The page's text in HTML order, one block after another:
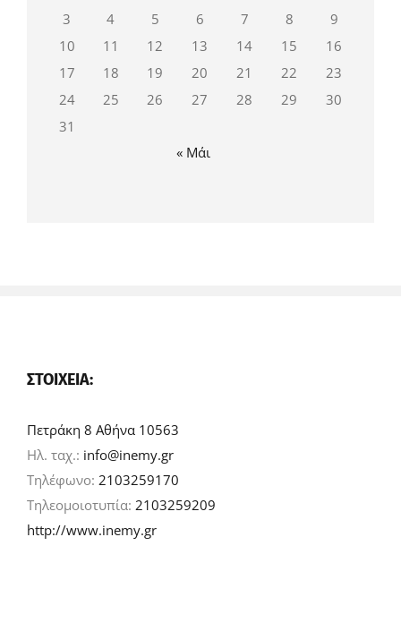
3
4 5 6 7 8
9
10
11 12 13 14 15
16
17
18 19 20 21 22
23
24
25 26 27 28 29
30
31
« Μάι
ΣΤΟΙΧΕΊΑ:
Πετράκη 8 Αθήνα 10563
Ηλ. ταχ.: info@inemy.gr
Τηλέφωνο: 2103259170
Τηλεομοιοτυπία: 2103259209
http://www.inemy.gr